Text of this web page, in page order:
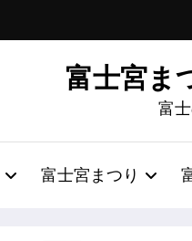
富士宮
富
富士宮まつり